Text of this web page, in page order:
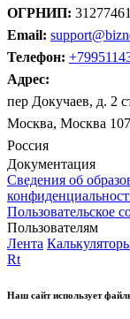
ОГРНИП:
Email:
Телефон:
Адрес:
пер Докучаев, д. 2
Москва, Москва
Россия
Документация
Сведения об
Пользовательское
Пользователям
Лента
Rt
Наш сайт использует